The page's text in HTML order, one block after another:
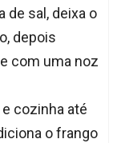
de sal, deixa o
depois
com uma noz
cozinha até
o frango